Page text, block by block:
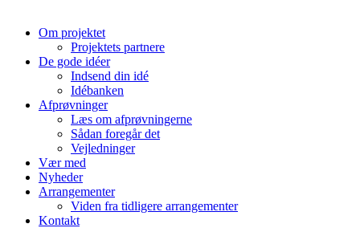
Om projektet
Projektets partnere
De gode idéer
Indsend din idé
Idébanken
Afprøvninger
Læs om afprøvningerne
Sådan foregår det
Vejledninger
Vær med
Nyheder
Arrangementer
Viden fra tidligere arrangementer
Kontakt